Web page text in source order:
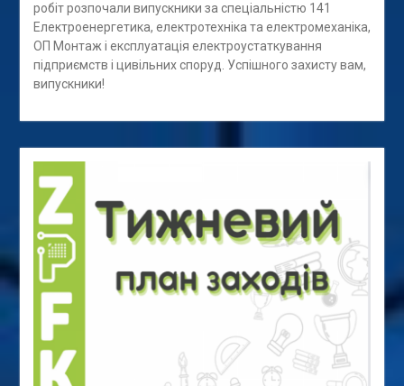
робіт розпочали випускники за спеціальністю 141
Електроенергетика, електротехніка та електромеханіка,
ОП Монтаж і експлуатація електроустаткування
підприємств і цивільних споруд. Успішного захисту вам,
випускники!